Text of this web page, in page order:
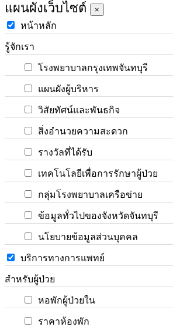
แผนผังเว็บไซต์ ×
หน้าหลัก
รู้จักเรา
โรงพยาบาลกรุงเทพจันทบุรี
แผนผังผู้บริหาร
วิสัยทัศน์และพันธกิจ
สิ่งอำนวยความสะดวก
รางวัลที่ได้รับ
เทคโนโลยีเพื่อการรักษาผู้ป่วย
กลุ่มโรงพยาบาลเครือข่าย
ข้อมูลทั่วไปของจังหวัดจันทบุรี
นโยบายข้อมูลส่วนบุคคล
บริการทางการแพทย์
สำหรับผู้ป่วย
หอพักผู้ป่วยใน
ราคาห้องพัก